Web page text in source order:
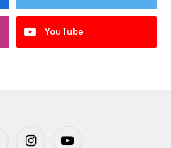
YouTube